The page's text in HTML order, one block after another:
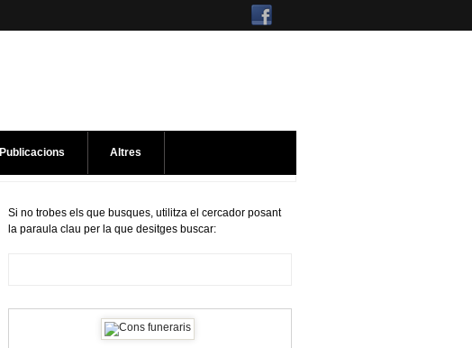
Publicacions Altres
Si no trobes els que busques, utilitza el cercador posant
la paraula clau per la que desitges buscar: